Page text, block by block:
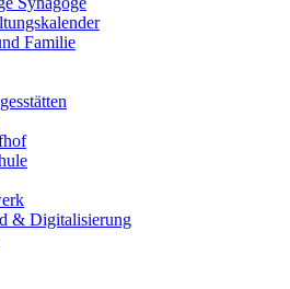
Familie
& Digitalisierung